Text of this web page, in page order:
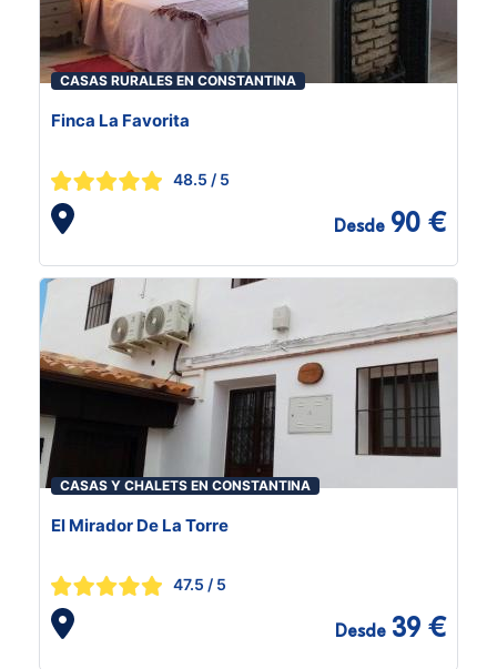
CASAS RURALES EN CONSTANTINA
Finca La Favorita
48.5 / 5
Desde 90 €
CASAS Y CHALETS EN CONSTANTINA
El Mirador De La Torre
47.5 / 5
Desde 39 €